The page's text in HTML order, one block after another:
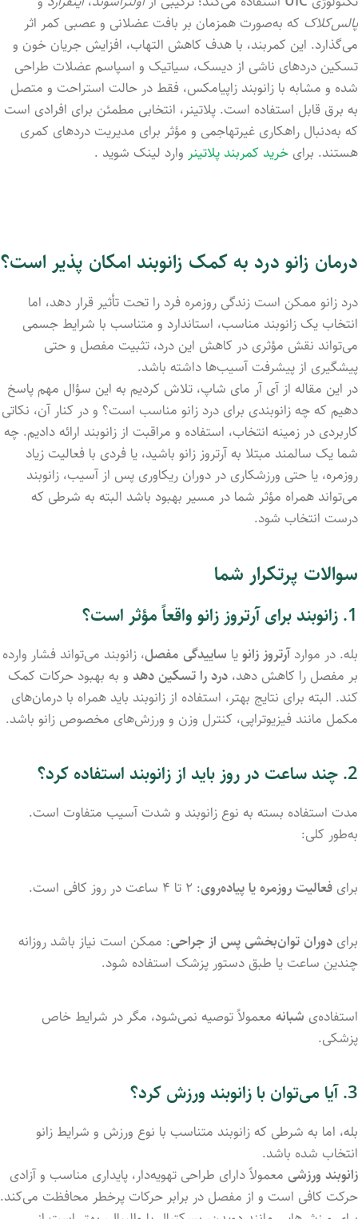
پالس‌کلاک که به‌صورت همزمان بر بافت عضلانی و عصبی کمر اثر
می‌گذارد. این کمربند، با هدف کاهش التهاب، افزایش جریان خون و
تسکین دردهای ناشی از دیسک، سیاتیک و اسپاسم عضلات طراحی
شده و مشابه با زانوبند زاپیامکس، فقط در حالت استراحت و متصل
به برق قابل استفاده است. پلاتینر، انتخابی مطمئن برای افرادی است
که به‌دنبال راهکاری غیرتهاجمی و مؤثر برای مدیریت دردهای کمری
هستند. برای خرید کمربند پلاتینر وارد لینک شوید .
درمان زانو درد به کمک زانوبند امکان پذیر است؟
درد زانو ممکن است زندگی روزمره فرد را تحت تأثیر قرار دهد، اما
انتخاب یک زانوبند مناسب، استاندارد و متناسب با شرایط جسمی
می‌تواند نقش مؤثری در کاهش این درد، تثبیت مفصل و حتی
پیشگیری از پیشرفت آسیب‌ها داشته باشد.
در این مقاله از آی آر مای شاپ، تلاش کردیم به این سؤال مهم پاسخ
دهیم که چه زانوبندی برای درد زانو مناسب است؟ و در کنار آن، نکاتی
کاربردی در زمینه انتخاب، استفاده و مراقبت از زانوبند ارائه دادیم. چه
شما یک سالمند مبتلا به آرتروز زانو باشید، یا فردی با فعالیت زیاد
روزمره، یا حتی ورزشکاری در دوران ریکاوری پس از آسیب، زانوبند
می‌تواند همراه مؤثر شما در مسیر بهبود باشد البته به شرطی که
درست انتخاب شود.
سوالات پرتکرار شما
1. زانوبند برای آرتروز زانو واقعاً مؤثر است؟
بله. در مواردآرتروز زانویا ساییدگی مفصل، زانوبند می‌تواند فشار وارده
بر مفصل را کاهش دهد، درد را تسکین دهد و به بهبود حرکات کمک
کند. البته برای نتایج بهتر، استفاده از زانوبند باید همراه با درمان‌های
مکمل مانند فیزیوتراپی، کنترل وزن و ورزش‌های مخصوص زانو باشد.
2. چند ساعت در روز باید از زانوبند استفاده کرد؟
مدت استفاده بسته به نوع زانوبند و شدت آسیب متفاوت است.
به‌طور کلی:
برای فعالیت روزمره یا پیاده‌روی: ۲ تا ۴ ساعت در روز کافی است.
برای دوران توان‌بخشی پس از جراحی: ممکن است نیاز باشد روزانه
چندین ساعت یا طبق دستور پزشک استفاده شود.
استفاده‌ی شبانه معمولاً توصیه نمی‌شود، مگر در شرایط خاص
پزشکی.
3. آیا می‌توان با زانوبند ورزش کرد؟
بله، اما به شرطی که زانوبند متناسب با نوع ورزش و شرایط زانو
انتخاب شده باشد.
زانوبند ورزشی معمولاً دارای طراحی تهویه‌دار، پایداری مناسب و آزادی
حرکت کافی است و از مفصل در برابر حرکات پرخطر محافظت می‌کند.